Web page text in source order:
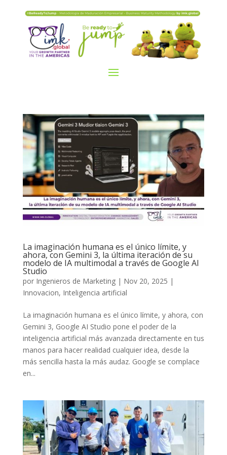
La imaginación humana es el único límite, y
ahora, con Gemini 3, la última iteración de su
modelo de IA multimodal a través de Google AI
Studio
por Ingenieros de Marketing| Nov 20, 2025 |
Innovacion, Inteligencia artificial
La imaginación humana es el único límite, y ahora, con
Gemini 3, Google AI Studio pone el poder de la
inteligencia artificial más avanzada directamente en tus
manos para hacer realidad cualquier idea, desde la
más sencilla hasta la más audaz. Google se complace
en...